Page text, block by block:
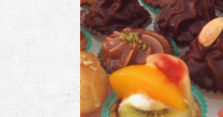
Κεράσματα